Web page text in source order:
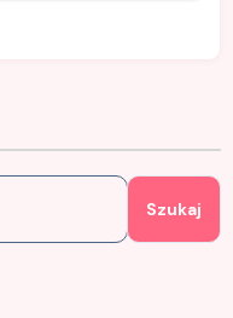
Szukaj